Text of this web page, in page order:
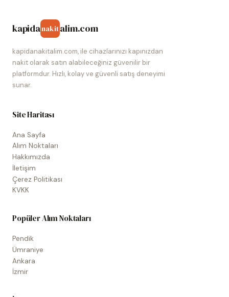
kapidanakitalim.com
kapidanakitalim.com, ile cihazlarınızı kapınızdan
nakit olarak satın alabileceğiniz güvenilir bir
platformdur. Hızlı, kolay ve güvenli satış deneyimi
sunar.
Site Haritası
Ana Sayfa
Alım Noktaları
Hakkımızda
İletişim
Çerez Politikası
KVKK
Popüler Alım Noktaları
Pendik
Ümraniye
Ankara
İzmir